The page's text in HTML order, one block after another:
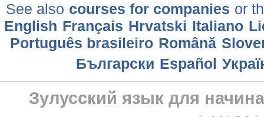
See also courses for companies or
English Français Hrvatski Italiano
Português brasileiro Română
Български Еspañol
Зулусский язык для